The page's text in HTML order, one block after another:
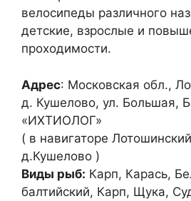
велосипеды различного
детские, взрослые и
проходимости.
Адрес: Московская обл.,
д. Кушелово, ул. Большая,
«ИХТИОЛОГ»
( в навигаторе
д.Кушелово )
Виды рыб: Карп, Карась,
балтийский, Карп, Щука,